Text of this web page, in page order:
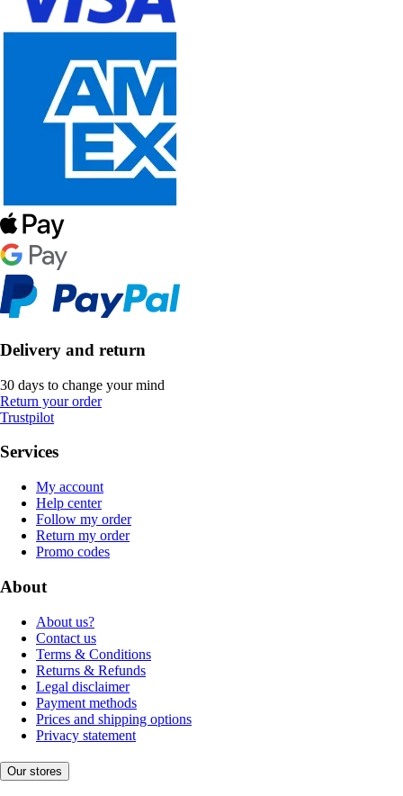
Delivery and return
30 days to change your mind
Return your order
Trustpilot
Services
My account
Help center
Follow my order
Return my order
Promo codes
About
About us?
Contact us
Terms & Conditions
Returns & Refunds
Legal disclaimer
Payment methods
Prices and shipping options
Privacy statement
Our stores